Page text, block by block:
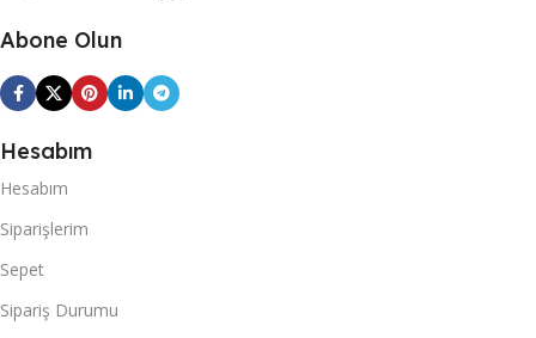
Abone Olun
Hesabım
Hesabım
Siparişlerim
Sepet
Sipariş Durumu